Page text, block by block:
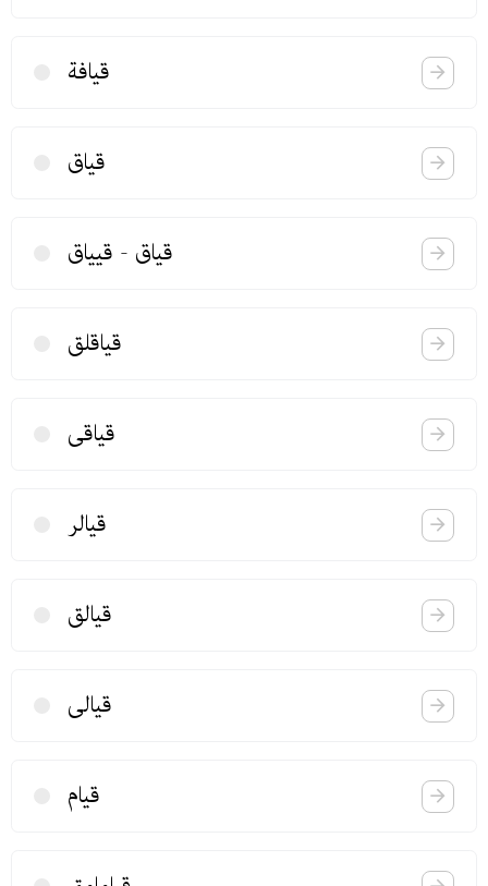
قیافة
قیاق
قیاق - قییاق
قیاقلق
قیاقی
قیالر
قیالق
قیالی
قیام